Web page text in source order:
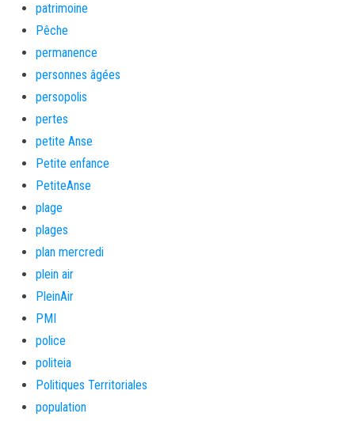
patrimoine
Pêche
permanence
personnes âgées
persopolis
pertes
petite Anse
Petite enfance
PetiteAnse
plage
plages
plan mercredi
plein air
PleinAir
PMI
police
politeia
Politiques Territoriales
population